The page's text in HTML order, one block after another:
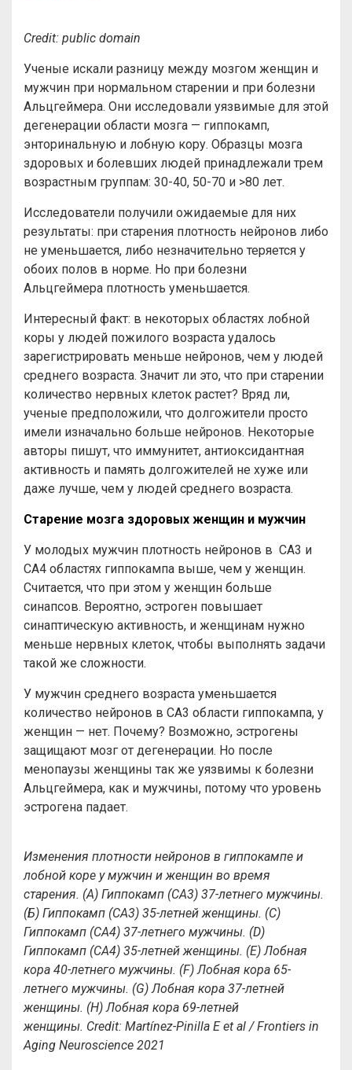
Credit: public domain
Ученые искали разницу между мозгом женщин и
мужчин при нормальном старении и при болезни
Альцгеймера. Они исследовали уязвимые для этой
дегенерации области мозга — гиппокамп,
энторинальную и лобную кору. Образцы мозга
здоровых и болевших людей принадлежали трем
возрастным группам: 30-40, 50-70 и >80 лет.
Исследователи получили ожидаемые для них
результаты: при старения плотность нейронов либо
не уменьшается, либо незначительно теряется у
обоих полов в норме. Но при болезни
Альцгеймера плотность уменьшается.
Интересный факт: в некоторых областях лобной
коры у людей пожилого возраста удалось
зарегистрировать меньше нейронов, чем у людей
среднего возраста. Значит ли это, что при старении
количество нервных клеток растет? Вряд ли,
ученые предположили, что долгожители просто
имели изначально больше нейронов. Некоторые
авторы пишут, что иммунитет, антиоксидантная
активность и память долгожителей не хуже или
даже лучше, чем у людей среднего возраста.
Старение мозга здоровых женщин и мужчин
У молодых мужчин плотность нейронов в CA3 и
CA4 областях гиппокампа выше, чем у женщин.
Считается, что при этом у женщин больше
синапсов. Вероятно, эстроген повышает
синаптическую активность, и женщинам нужно
меньше нервных клеток, чтобы выполнять задачи
такой же сложности.
У мужчин среднего возраста уменьшается
количество нейронов в CA3 области гиппокампа, у
женщин — нет. Почему? Возможно, эстрогены
защищают мозг от дегенерации. Но после
менопаузы женщины так же уязвимы к болезни
Альцгеймера, как и мужчины, потому что уровень
эстрогена падает.
Изменения плотности нейронов в гиппокампе и
лобной коре у мужчин и женщин во время
старения. (А) Гиппокамп (СА3) 37-летнего мужчины.
(Б) Гиппокамп (СА3) 35-летней женщины. (C)
Гиппокамп (CA4) 37-летнего мужчины. (D)
Гиппокамп (CA4) 35-летней женщины. (E) Лобная
кора 40-летнего мужчины. (F) Лобная кора 65-
летнего мужчины. (G) Лобная кора 37-летней
женщины. (H) Лобная кора 69-летней
женщины. Credit: Martínez-Pinilla E et al / Frontiers in
Aging Neuroscience 2021